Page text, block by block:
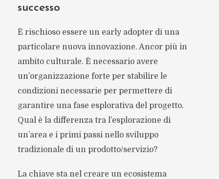
successo
È rischioso essere un early adopter di una
particolare nuova innovazione. Ancor più in
ambito culturale. È necessario avere
un’organizzazione forte per stabilire le
condizioni necessarie per permettere di
garantire una fase esplorativa del progetto.
Qual è la differenza tra l’esplorazione di
un’area e i primi passi nello sviluppo
tradizionale di un prodotto/servizio?
La chiave sta nel creare un ecosistema